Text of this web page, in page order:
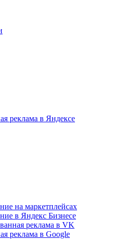
реклама в Яндексе
на маркетплейсах
в Яндекс Бизнесе
реклама в VK
реклама в Google